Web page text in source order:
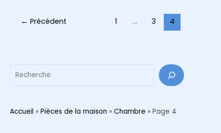
chambre
Pagination
← Précédent 1 … 3 4
Accueil » Pièces de la maison » Chambre » Page 4